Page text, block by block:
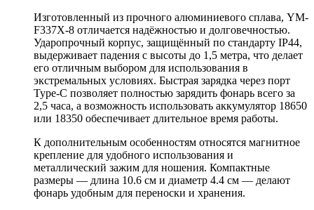
Изготовленный из прочного алюминиевого сплава, YM-
F337X-8 отличается надёжностью и долговечностью.
Ударопрочный корпус, защищённый по стандарту IP44,
выдерживает падения с высоты до 1,5 метра, что делает
его отличным выбором для использования в
экстремальных условиях. Быстрая зарядка через порт
Type-C позволяет полностью зарядить фонарь всего за
2,5 часа, а возможность использовать аккумулятор 18650
или 18350 обеспечивает длительное время работы.
К дополнительным особенностям относятся магнитное
крепление для удобного использования и
металлический зажим для ношения. Компактные
размеры — длина 10.6 см и диаметр 4.4 см — делают
фонарь удобным для переноски и хранения.